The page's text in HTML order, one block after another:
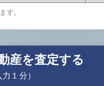
す。
産を査定する
１分）